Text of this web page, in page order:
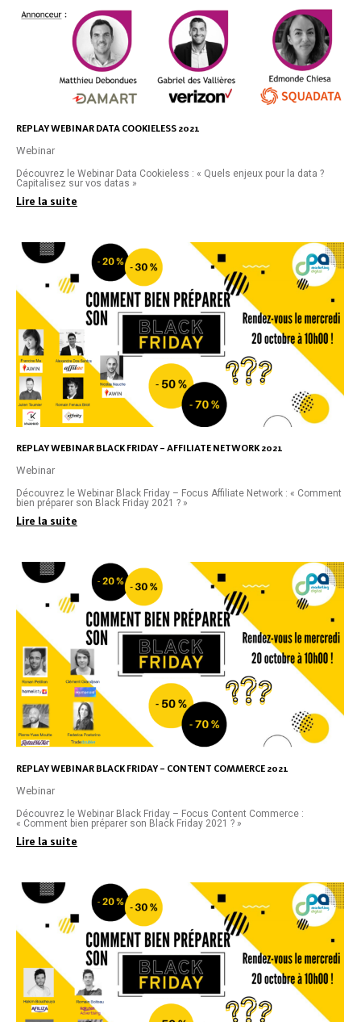
REPLAY WEBINAR DATA COOKIELESS 2021
Webinar
Découvrez le Webinar Data Cookieless : « Quels enjeux pour la data ?
Capitalisez sur vos datas »
Lire la suite
REPLAY WEBINAR BLACK FRIDAY – AFFILIATE NETWORK 2021
Webinar
Découvrez le Webinar Black Friday – Focus Affiliate Network : « Comment
bien préparer son Black Friday 2021 ? »
Lire la suite
REPLAY WEBINAR BLACK FRIDAY – CONTENT COMMERCE 2021
Webinar
Découvrez le Webinar Black Friday – Focus Content Commerce :
« Comment bien préparer son Black Friday 2021 ? »
Lire la suite